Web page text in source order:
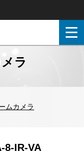
ラ
ムカメラ
IR-VA